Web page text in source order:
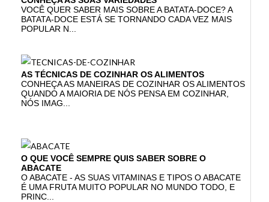
VOCÊ QUER SABER MAIS SOBRE A BATATA-DOCE? A
BATATA-DOCE ESTÁ SE TORNANDO CADA VEZ MAIS
POPULAR N...
AS TÉCNICAS DE COZINHAR OS ALIMENTOS
CONHEÇA AS MANEIRAS DE COZINHAR OS ALIMENTOS
QUANDO A MAIORIA DE NÓS PENSA EM COZINHAR,
NÓS IMAG...
O QUE VOCÊ SEMPRE QUIS SABER SOBRE O
ABACATE
O ABACATE - AS SUAS VITAMINAS E TIPOS O ABACATE
É UMA FRUTA MUITO POPULAR NO MUNDO TODO, E
PRINC...